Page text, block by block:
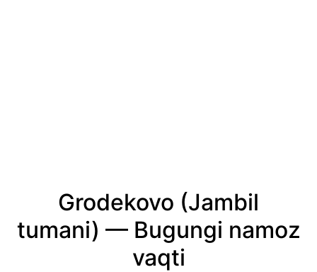
Grodekovo (Jambil
tumani) — Bugungi namoz
vaqti